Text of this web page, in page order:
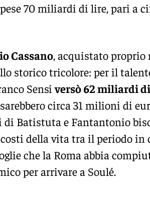
70 miliardi di lire, pari a
Cassano, acquistato proprio
storico tricolore: per il
Sensiversò 62 miliardi
circa 31 milioni di
Batistuta e Fantantonio
della vita tra il periodo in
che la Roma abbia
per arrivare a Soulé.